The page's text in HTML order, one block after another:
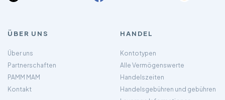
ÜBER UNS
Über uns
Partnerschaften
PAMM MAM
Kontakt
HANDEL
Kontotypen
Alle Vermögenswerte
Handelszeiten
Handelsgebühren und gebühren